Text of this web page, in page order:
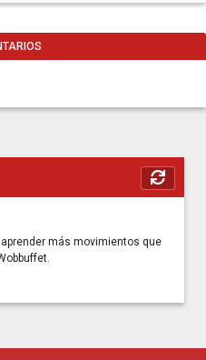
más movimientos que